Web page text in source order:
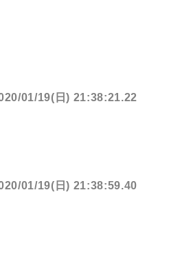
01/19(日) 21:38:21.22
01/19(日) 21:38:59.40